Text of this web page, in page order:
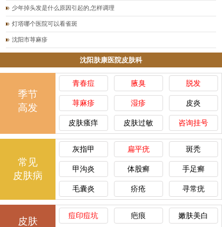
少年掉头发是什么原因引起的,怎样调理
灯塔哪个医院可以看雀斑
沈阳市荨麻疹
沈阳肤康医院皮肤科
季节
高发
青春痘 腋臭 脱发
荨麻疹 湿疹 皮炎
皮肤瘙痒 皮肤过敏 咨询挂号
常见
皮肤病
灰指甲 扁平疣 斑秃
甲沟炎 体股癣 手足癣
毛囊炎 疥疮 寻常疣
皮肤
痘印痘坑 疤痕 嫩肤美白